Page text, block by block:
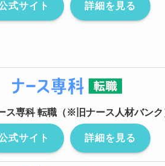
式サイト 詳細を見る
ス専科 転職（※旧ナース人材バンク
式サイト 詳細を見る